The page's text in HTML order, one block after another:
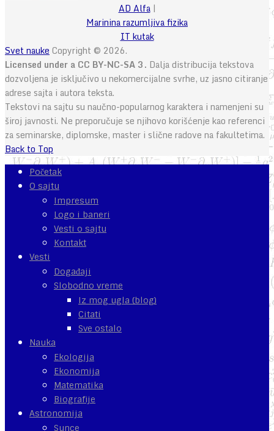
AD Alfa|
Marinina razumljiva fizika
IT kutak
Svet nauke Copyright © 2026.
Licensed under a CC BY-NC-SA 3. Dalja distribucija tekstova
dozvoljena je isključivo u nekomercijalne svrhe, uz jasno citiranje
adrese sajta i autora teksta.
Tekstovi na sajtu su naučno-popularnog karaktera i namenjeni su
široj javnosti. Ne preporučuje se njihovo korišćenje kao referenci
za seminarske, diplomske, master i slične radove na fakultetima.
Back to Top
Početak
O sajtu
Impresum
Logo i baneri
Vesti o sajtu
Kontakt
Vesti
Događaji
Slobodno vreme
Iz mog ugla (blog)
Citati
Sve ostalo
Nauka
Ekologija
Ekonomija
Matematika
Biografije
Astronomija
Sunce